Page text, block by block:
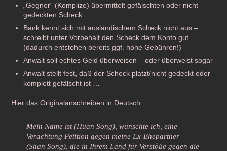
„Gegner“ (Komplize) übermittelt gefälschten oder nicht
gedeckten Scheck
Bank kennt sich mit ausländischem Scheck nicht aus –
schreibt unter Vorbehalt den Scheck dem Konto gut
(dadurch entstehen bereits ggf. hohe Gebühren!)
Anwalt soll echtes Geld überweisen – oder überweist sogar
Anwalt stellt fest, daß der Scheck platzt/nicht gedeckt oder
komplett gefälscht ist …
Hier das Originalanschreiben in Deutsch:
Mein Name ist (Huan Song), wünschte ich, eine
Verachtung Petition gegen meine Ex-Ehepartner
(Shan Song), die in Ihrem Land für Verstöße gegen die